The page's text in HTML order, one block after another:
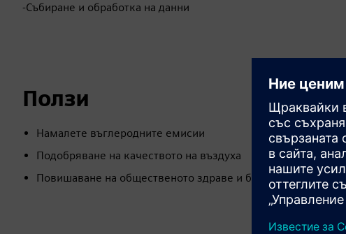
-Събиране и обработка на данни
Ползи
Намалете въглеродните емисии
Подобряване на качеството на въздуха
Повишаване на общественото здраве и благосъстояние